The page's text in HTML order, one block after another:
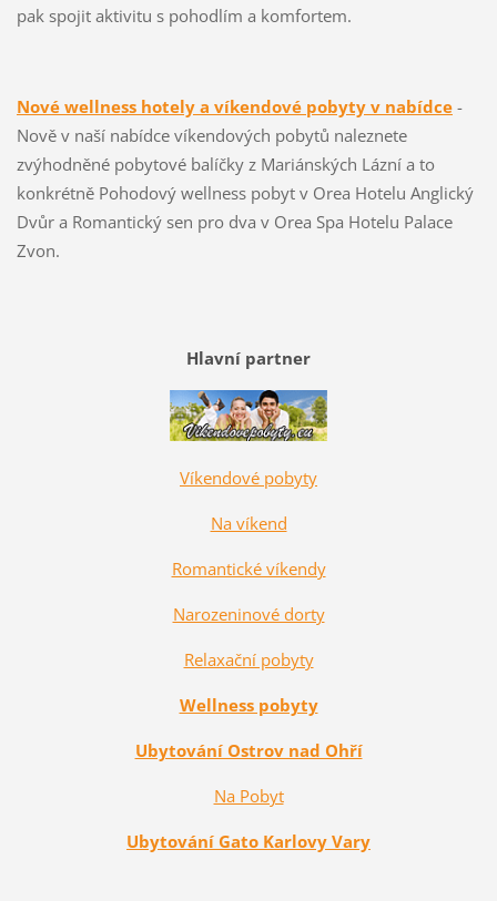
pak spojit aktivitu s pohodlím a komfortem.
Nové wellness hotely a víkendové pobyty v nabídce-
Nově v naší nabídce víkendových pobytů naleznete
zvýhodněné pobytové balíčky z Mariánských Lázní a to
konkrétně Pohodový wellness pobyt v Orea Hotelu Anglický
Dvůr a Romantický sen pro dva v Orea Spa Hotelu Palace
Zvon.
Hlavní partner
Víkendové pobyty
Na víkend
Romantické víkendy
Narozeninové dorty
Relaxační pobyty
Wellness pobyty
Ubytování Ostrov nad Ohří
Na Pobyt
Ubytování Gato Karlovy Vary